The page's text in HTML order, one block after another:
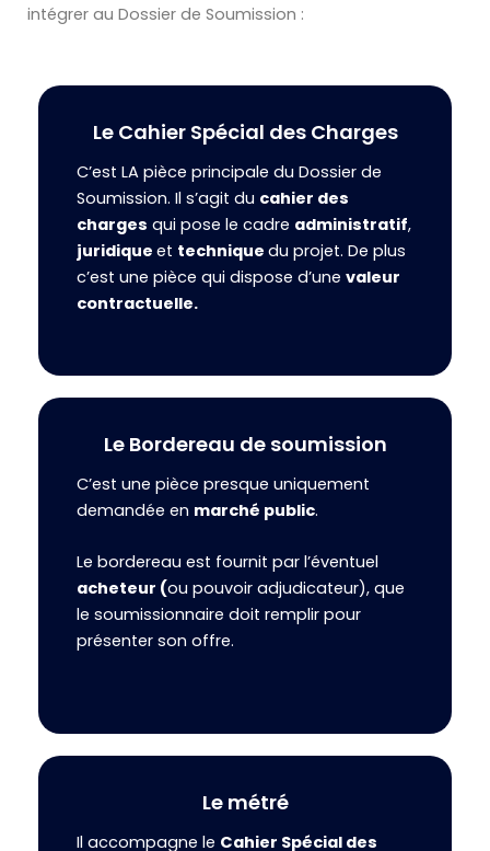
intégrer au Dossier de Soumission :
Le Cahier Spécial des Charges
C’est LA pièce principale du Dossier de
Soumission. Il s’agit du cahier des
charges qui pose le cadre administratif,
juridique et technique du projet. De plus
c’est une pièce qui dispose d’une valeur
contractuelle.
Le Bordereau de soumission
C’est une pièce presque uniquement
demandée en marché public.
Le bordereau est fournit par l’éventuel
acheteur (ou pouvoir adjudicateur), que
le soumissionnaire doit remplir pour
présenter son offre.
Le métré
Il accompagne le Cahier Spécial des